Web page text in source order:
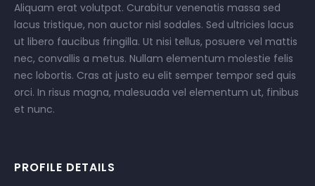
Aliquam erat volutpat. Curabitur venenatis massa sed
lacus tristique, non auctor nisl sodales. Sed ultricies lacus
ut libero faucibus fringilla. Ut nisi tellus, posuere vel mattis
nec, convallis a metus. Nullam elementum molestie felis
nec lobortis. Cras at justo eu elit semper tempor sed quis
orci. In risus magna, malesuada vel elementum ut, finibus
et nunc.
PROFILE DETAILS